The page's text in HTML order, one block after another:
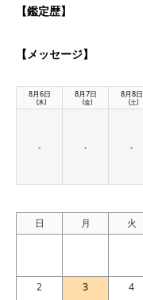
【鑑定歴】
【メッセージ】
8月6日
(木)
8月7日
(金)
8月8日
(土)
- - -
日 月 火
2
3
4